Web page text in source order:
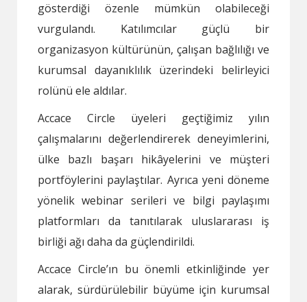
gösterdiği özenle mümkün olabileceği
vurgulandı. Katılımcılar güçlü bir
organizasyon kültürünün, çalışan bağlılığı ve
kurumsal dayanıklılık üzerindeki belirleyici
rolünü ele aldılar.
Accace Circle üyeleri geçtiğimiz yılın
çalışmalarını değerlendirerek deneyimlerini,
ülke bazlı başarı hikâyelerini ve müşteri
portföylerini paylaştılar. Ayrıca yeni döneme
yönelik webinar serileri ve bilgi paylaşımı
platformları da tanıtılarak uluslararası iş
birliği ağı daha da güçlendirildi.
Accace Circle’ın bu önemli etkinliğinde yer
alarak, sürdürülebilir büyüme için kurumsal